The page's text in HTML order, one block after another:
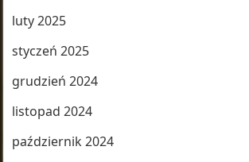
luty 2025
styczeń 2025
grudzień 2024
listopad 2024
październik 2024